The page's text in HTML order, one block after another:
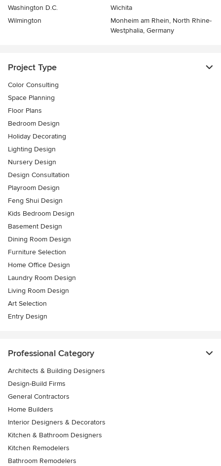
Washington D.C.
Wichita
Wilmington
Monheim am Rhein, North Rhine-
Westphalia, Germany
Project Type
Color Consulting
Space Planning
Floor Plans
Bedroom Design
Holiday Decorating
Lighting Design
Nursery Design
Design Consultation
Playroom Design
Feng Shui Design
Kids Bedroom Design
Basement Design
Dining Room Design
Furniture Selection
Home Office Design
Laundry Room Design
Living Room Design
Art Selection
Entry Design
Professional Category
Architects & Building Designers
Design-Build Firms
General Contractors
Home Builders
Interior Designers & Decorators
Kitchen & Bathroom Designers
Kitchen Remodelers
Bathroom Remodelers